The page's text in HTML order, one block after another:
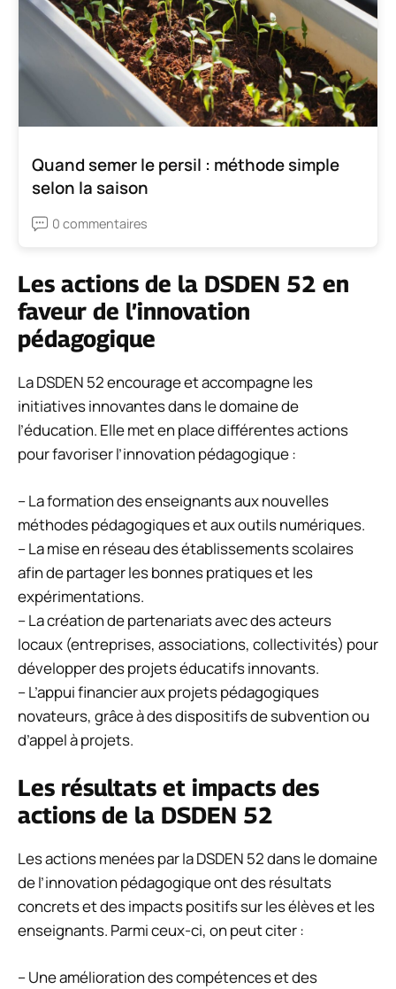
Quand semer le persil : méthode simple
selon la saison
0 commentaires
Les actions de la DSDEN 52 en
faveur de l’innovation
pédagogique
La DSDEN 52 encourage et accompagne les
initiatives innovantes dans le domaine de
l’éducation. Elle met en place différentes actions
pour favoriser l’innovation pédagogique :
– La formation des enseignants aux nouvelles
méthodes pédagogiques et aux outils numériques.
– La mise en réseau des établissements scolaires
afin de partager les bonnes pratiques et les
expérimentations.
– La création de partenariats avec des acteurs
locaux (entreprises, associations, collectivités) pour
développer des projets éducatifs innovants.
– L’appui financier aux projets pédagogiques
novateurs, grâce à des dispositifs de subvention ou
d’appel à projets.
Les résultats et impacts des
actions de la DSDEN 52
Les actions menées par la DSDEN 52 dans le domaine
de l’innovation pédagogique ont des résultats
concrets et des impacts positifs sur les élèves et les
enseignants. Parmi ceux-ci, on peut citer :
– Une amélioration des compétences et des